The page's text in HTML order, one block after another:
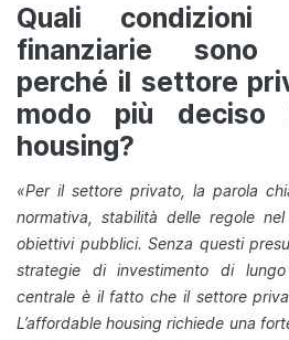
Quali condizioni
finanziarie sono
perché il settore
modo più deciso
housing?
«Per il settore privato, la parola
normativa, stabilità delle regole
obiettivi pubblici. Senza questi
strategie di investimento di
centrale è il fatto che il settore
L’affordable housing richiede una